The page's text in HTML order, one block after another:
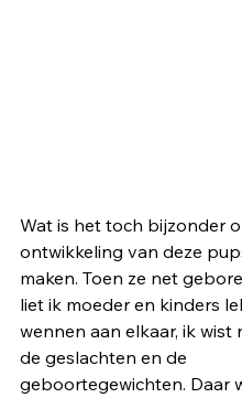
Wat is het toch bijzonder
ontwikkeling van deze
maken. Toen ze net
liet ik moeder en kinders
wennen aan elkaar, ik wist
de geslachten en de
geboortegewichten. Daar